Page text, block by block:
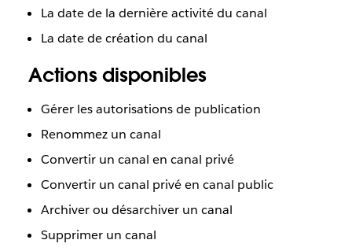
La date de la dernière activité du canal
La date de création du canal
Actions disponibles
Gérer les autorisations de publication
Renommez un canal
Convertir un canal en canal privé
Convertir un canal privé en canal public
Archiver ou désarchiver un canal
Supprimer un canal